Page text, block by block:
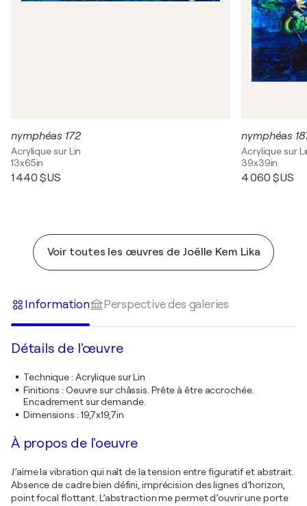
nymphéas 172
Acrylique sur Lin
13x65in
1 440 $US
nymphéas
Acrylique sur
39x39in
4 060 $US
Voir toutes les œuvres de Joëlle Kem Lika
Information Perspective des galeries
Détails de l'œuvre
Technique: Acrylique sur Lin
Finitions : Oeuvre sur châssis. Prête à être accrochée.
Encadrement sur demande.
Dimensions : 19,7x19,7in
À propos de l'oeuvre
J’aime la vibration qui naît de la tension entre figuratif et abstrait.
Absence de cadre bien défini, imprécision des lignes d’horizon,
point focal flottant. L’abstraction me permet d’ouvrir une porte